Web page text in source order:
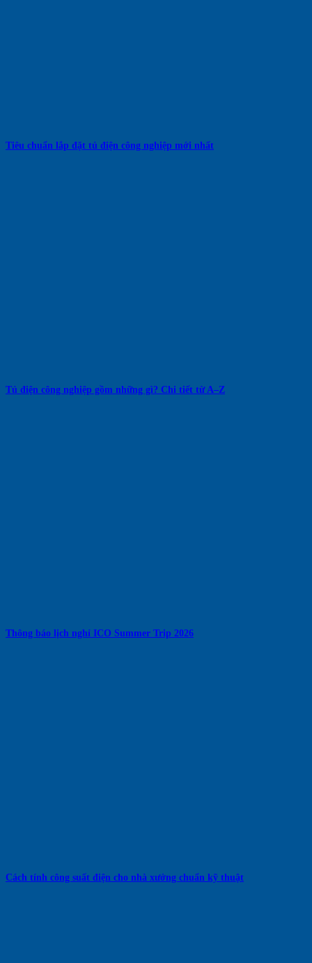
Tiêu chuẩn lắp đặt tủ điện công nghiệp mới nhất
Tủ điện công nghiệp gồm những gì? Chi tiết từ A–Z
Thông báo lịch nghỉ ICO Summer Trip 2026
Cách tính công suất điện cho nhà xưởng chuẩn kỹ thuật